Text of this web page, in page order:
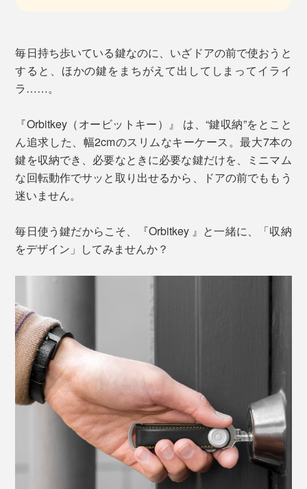
毎日持ち歩いている鍵なのに、いざドアの前で使おうと
すると、ほかの鍵をまちがえて出してしまってイライ
ラ……。
『Orbitkey（オービットキー）』 は、“鍵収納”をとこと
ん追求した、幅2cmのスリムなキーケース。最大7本の
鍵を収納でき、必要なときに必要な鍵だけを、ミニマム
な回転動作でサッと取り出せるから、ドアの前でももう
迷いません。
毎日使う鍵だからこそ、『Orbitkey 』と一緒に、「収納
をデザイン」してみませんか？